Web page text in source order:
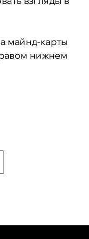
майнд-карты
нижнем